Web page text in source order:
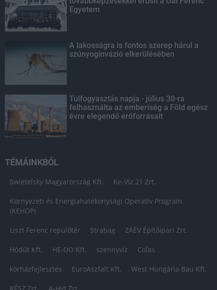
Egyetem
A lakosságra is fontos szerep hárul a
szúnyoginvázió elkerülésében
Túlfogyasztás napja - július 30-ra
felhasználta az emberiség a Föld egész
évre elegendő erőforrásait
TÉMÁINKBÓL
Swietelsky Magyarország Kft. Ke-Víz 21 Zrt.
Környezeti és Energiahatékonysági Operatív Program
(KEHOP)
Liszt Ferenc repülőtér Strabag ZÁÉV Építőipari Zrt.
Hódút Kft. HE-DO Kft. szennyvíz Colas
kórházfejlesztés EuroAszfalt Kft. West Hungária Bau Kft.
KÉSZ Zrt. A-Híd Zrt.